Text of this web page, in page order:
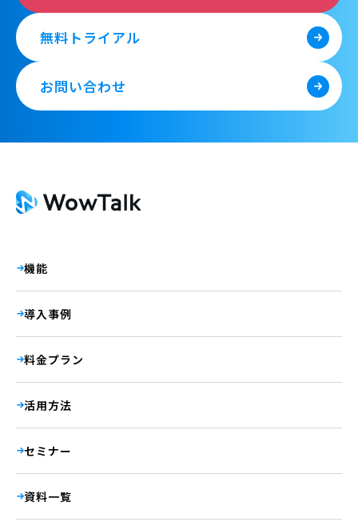
無料トライアル
お問い合わせ
機能
導入事例
料金プラン
活用方法
セミナー
資料一覧